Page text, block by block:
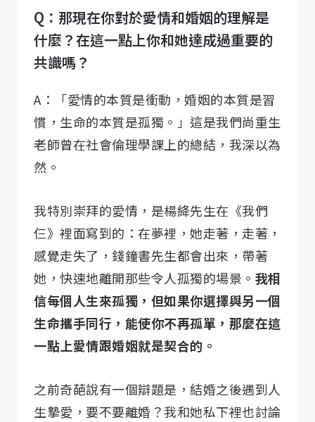
Q：那現在你對於愛情和婚姻的理解是
什麼？在這一點上你和她達成過重要的
共識嗎？
A：「愛情的本質是衝動，婚姻的本質是習
慣，生命的本質是孤獨。」這是我們尚重生
老師曾在社會倫理學課上的總結，我深以為
然。
我特別崇拜的愛情，是楊絳先生在《我們
仨》裡面寫到的：在夢裡，她走著，走著，
感覺走失了，錢鐘書先生都會出來，帶著
她，快速地離開那些令人孤獨的場景。 我相
信每個人生來孤獨，但如果你選擇與另一個
生命攜手同行，能使你不再孤單，那麼在這
一點上愛情跟婚姻就是契合的。
之前奇葩說有一個辯題是，結婚之後遇到人
生摯愛，要不要離婚？我和她私下裡也討論